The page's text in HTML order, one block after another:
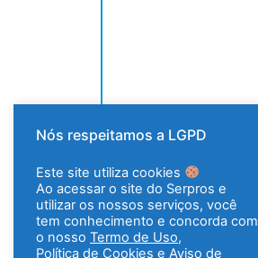
Nós respeitamos a LGPD
Este site utiliza cookies
Ao acessar o site do Serpros e
utilizar os nossos serviços, você
tem conhecimento e concorda com
o nosso Termo de Uso,
Política de Cookies e Aviso de